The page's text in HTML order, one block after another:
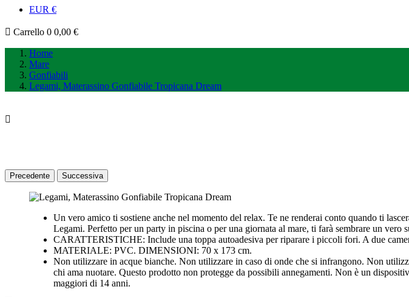
EUR €
Carrello 0 0,00 €
Home
Mare
Gonfiabili
Legami, Materassino Gonfiabile Tropicana Dream

Precedente Successiva
Un vero amico ti sostiene anche nel momento del relax. Te ne renderai conto quando ti
Legami. Perfetto per un party in piscina o per una giornata al mare, ti farà sembrare un vero
CARATTERISTICHE: Include una toppa autoadesiva per riparare i piccoli fori. A due
MATERIALE: PVC. DIMENSIONI: 70 x 173 cm.
Non utilizzare in acque bianche. Non utilizzare in caso di onde che si infrangono. Non
chi ama nuotare. Questo prodotto non protegge da possibili annegamenti. Non è un
maggiori di 14 anni.